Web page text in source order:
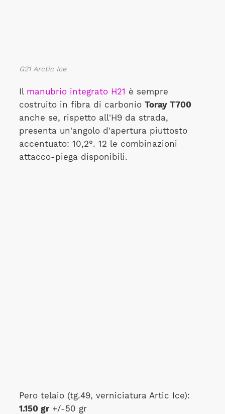
G21 Arctic Ice
Il manubrio integrato H21 è sempre
costruito in fibra di carbonio Toray T700
anche se, rispetto all'H9 da strada,
presenta un'angolo d'apertura piuttosto
accentuato: 10,2°. 12 le combinazioni
attacco-piega disponibili.
Pero telaio (tg.49, verniciatura Artic Ice):
1.150 gr+/-50 gr